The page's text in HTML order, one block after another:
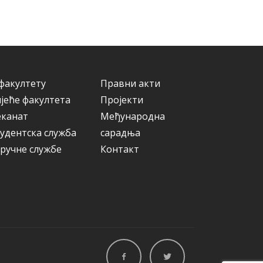
факултета
служба
службе
Правни акти
Пројекти
Међународна
сарадња
Контакт